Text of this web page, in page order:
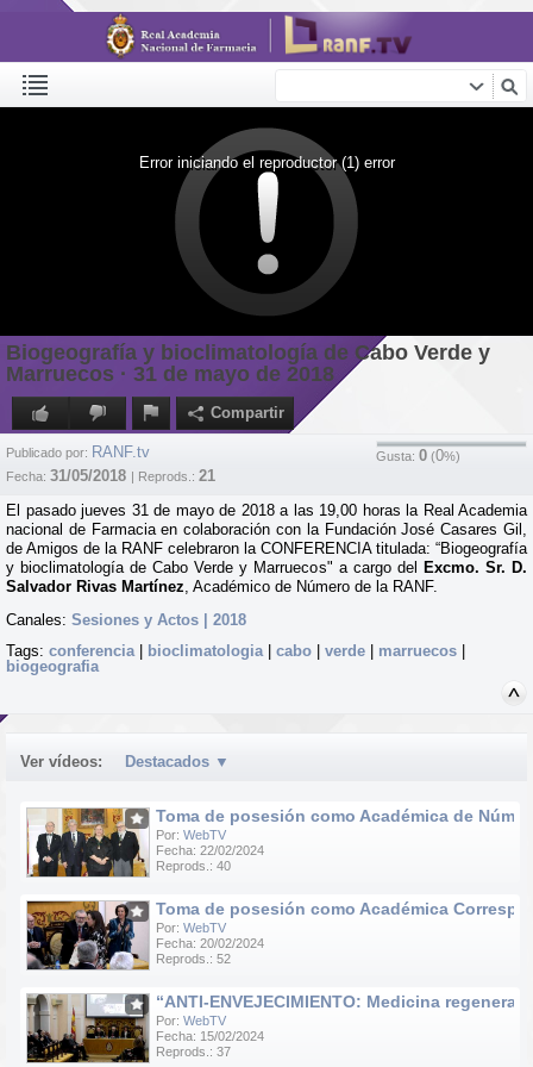
Error iniciando el reproductor (1) error
Biogeografía y bioclimatología de Cabo Verde y
Marruecos · 31 de mayo de 2018
Compartir
Gusta: 0 (0%)
Publicado por: RANF.tv
Fecha: 31/05/2018 | Reprods.: 21
El pasado jueves 31 de mayo de 2018 a las 19,00 horas la Real Academia
nacional de Farmacia en colaboración con la Fundación José Casares Gil,
de Amigos de la RANF celebraron la CONFERENCIA titulada: “Biogeografía
y bioclimatología de Cabo Verde y Marruecos" a cargo del
Excmo. Sr. D.
Salvador Rivas Martínez, Académico de Número de la RANF.
Canales: Sesiones y Actos | 2018
Tags: conferencia bioclimatologia cabo verde marruecos
biogeografia
Ver vídeos: Destacados ▼
Toma de posesión como Académica de
Por: WebTV
Fecha: 22/02/2024
Reprods.: 40
Toma de posesión como Académica
Por: WebTV
Fecha: 20/02/2024
Reprods.: 52
“ANTI-ENVEJECIMIENTO: Medicina
Por: WebTV
Fecha: 15/02/2024
Reprods.: 37